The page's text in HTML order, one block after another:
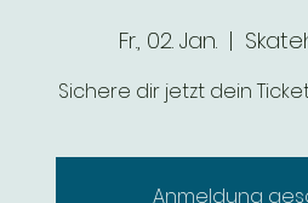
Fr., 02. Jan.
  |
Sichere dir jetzt dein
Anmeldung